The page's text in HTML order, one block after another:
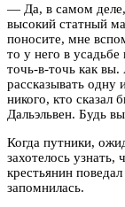
— Да, в самом деле,
высокий статный
поносите, мне
то у него в
точь-в-точь как вы.
рассказывать одну
никого, кто сказал
Дальэльвен. Будь
Когда путники,
захотелось узнать,
крестьянин
запомнилась.